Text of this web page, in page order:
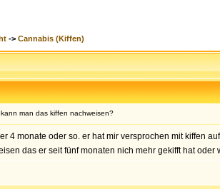
-> Cannabis (Kiffen)
man das kiffen nachweisen?
4 monate oder so. er hat mir versprochen mit kiffen
das er seit fünf monaten nich mehr gekifft hat oder